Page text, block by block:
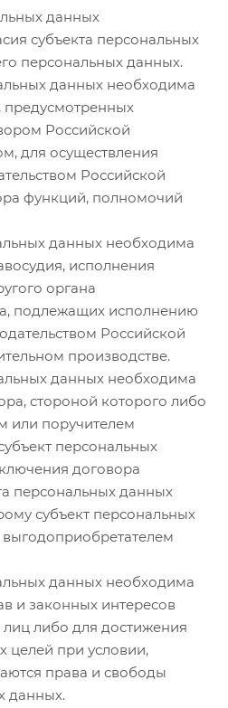
данных
субъекта персональных
персональных данных.
данных необходима
предусмотренных
Российской
для осуществления
Российской
функций, полномочий
данных необходима
исполнения
органа
подлежащих исполнению
Российской
производстве.
данных необходима
стороной которого либо
или поручителем
персональных
договора
персональных данных
субъект персональных
выгодоприобретателем
данных необходима
и законных интересов
лиц либо для достижения
целей при условии,
права и свободы
данных.